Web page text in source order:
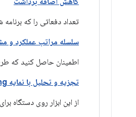
تعداد دفعاتی را که
سلسله مراتب عملکرد و
اطمینان حاصل کنید که
تجزیه و تحلیل با نمایه GPU Rendering
از این ابزار روی دستگاه